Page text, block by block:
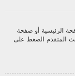
الرئيسية أو صفحة
المتقدم الضغط على